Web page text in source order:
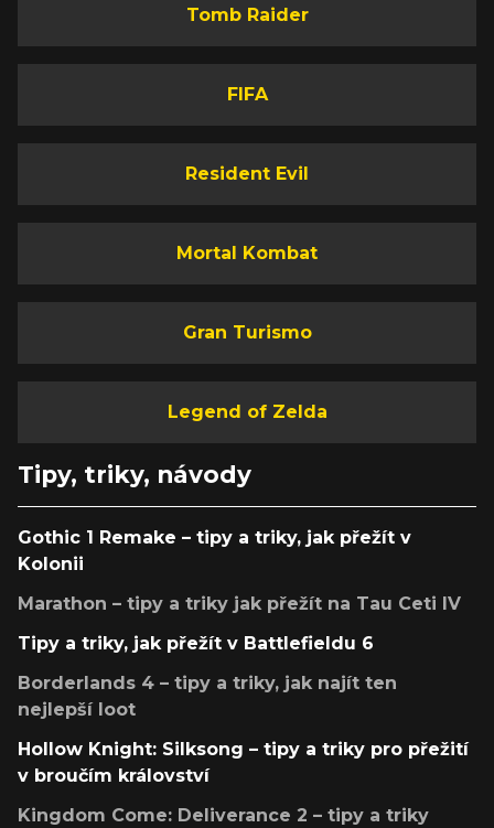
Tomb Raider
FIFA
Resident Evil
Mortal Kombat
Gran Turismo
Legend of Zelda
Tipy, triky, návody
Gothic 1 Remake – tipy a triky, jak přežít v
Kolonii
Marathon – tipy a triky jak přežít na Tau Ceti IV
Tipy a triky, jak přežít v Battlefieldu 6
Borderlands 4 – tipy a triky, jak najít ten
nejlepší loot
Hollow Knight: Silksong – tipy a triky pro přežití
v broučím království
Kingdom Come: Deliverance 2 – tipy a triky